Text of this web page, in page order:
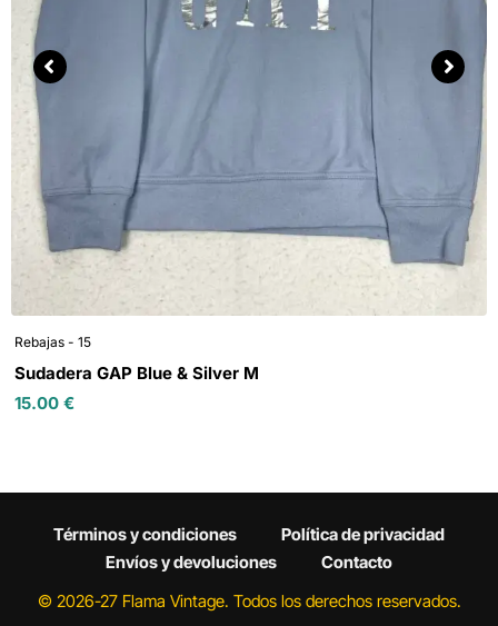
Rebajas - 15
Sudadera GAP Blue & Silver M
15.00€
Términos y condiciones
Política de privacidad
Envíos y devoluciones
Contacto
© 2026-27 Flama Vintage. Todos los derechos reservados.